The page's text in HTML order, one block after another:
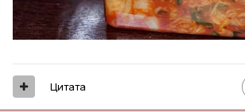
Цитата